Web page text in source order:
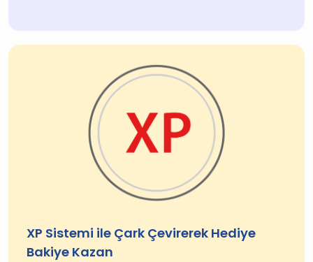
XP Sistemi ile Çark Çevirerek Hediye
Bakiye Kazan